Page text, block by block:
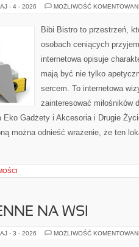
- 4 - 2026 MOŻLIWOŚĆ
Bibi Bistro to przestrzeń,
osobach ceniących
internetowa opisuje
mają być nie tylko
sercem. To internetowa
zainteresować miłośników
Gadżety i Akcesoria i Drugie
można odnieść wrażenie, że ten
NA WSI
- 3 - 2026 MOŻLIWOŚĆ